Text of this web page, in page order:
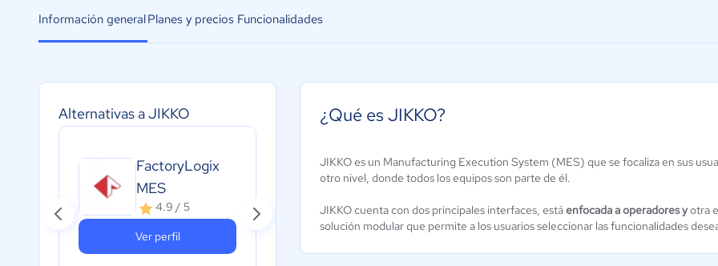
Información generalPlanes y precios Funcionalidades
Alternativas a JIKKO
FactoryLogix
MES
4.9 / 5
Ver perfil
Epicor ERP
Intelisis ERP
7000
3.9 / 5
¿Qué es JIKKO?
JIKKO es un Manufacturing Execution System (MES) que se focaliza en sus
otro nivel, donde todos los equipos son parte de él.
JIKKO cuenta con dos principales interfaces, estáenfocada a operadores yotra
solución modular que permite a los usuarios seleccionar las funcionalidades